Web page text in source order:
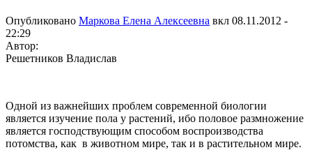
Опубликовано Маркова Елена Алексеевна вкл 08.11.2012 -
22:29
Автор:
Решетников Владислав
Одной из важнейших проблем современной биологии
является изучение пола у растений, ибо половое размножение
является господствующим способом воспроизводства
потомства, как в животном мире, так и в растительном мире.